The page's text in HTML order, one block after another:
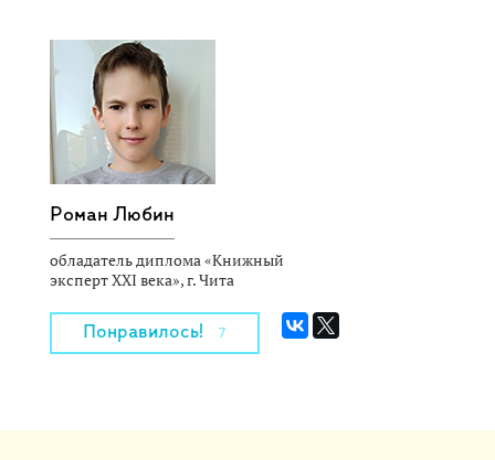
Роман Любин
обладатель диплома «Книжный
эксперт XXI века», г. Чита
Понравилось! 7